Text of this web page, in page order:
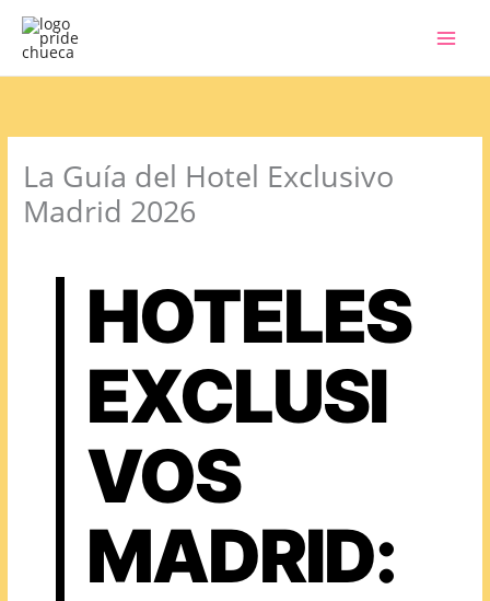
contenido
La Guía del Hotel Exclusivo
Madrid 2026
HOTELES
EXCLUSI
VOS
MADRID: